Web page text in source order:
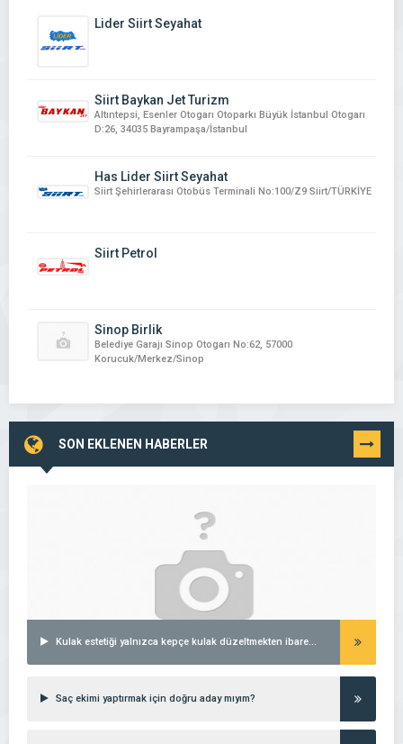
Lider Siirt Seyahat
Siirt Baykan Jet Turizm
Altıntepsi, Esenler Otogarı Otoparkı Büyük İstanbul Otogarı
D:26, 34035 Bayrampaşa/İstanbul
Has Lider Siirt Seyahat
Siirt Şehirlerarası Otobüs Terminali No:100/Z9 Siirt/TÜRKİYE
Siirt Petrol
Sinop Birlik
Belediye Garajı Sinop Otogarı No:62, 57000
Korucuk/Merkez/Sinop
SON EKLENEN HABERLER TÜMÜNÜ
GÖR
Kulak estetiği yalnızca kepçe kulak düzeltmekten ibaret midir?
Saç ekimi yaptırmak için doğru aday mıyım?